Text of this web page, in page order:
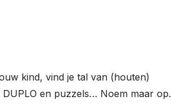
kind, vind je tal van (houten)
en puzzels… Noem maar op.